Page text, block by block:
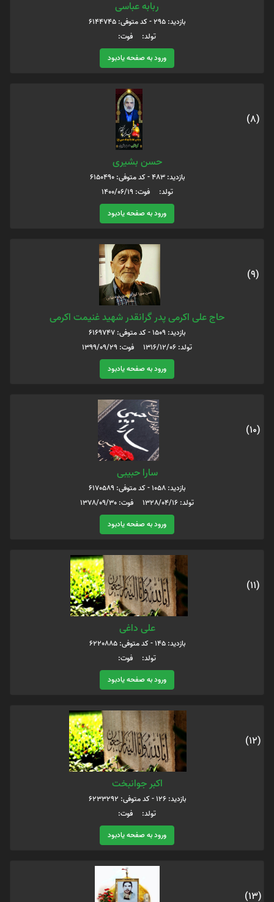
ربابه عباسی
بازدید: 295 - کد متوفی: 6144745
تولد: فوت:
ورود به صفحه یادبود
(8)
حسن بشیری
بازدید: 483 - کد متوفی: 6150490
تولد: فوت: 1400/06/19
ورود به صفحه یادبود
(9)
حاج علی اکرمی پدر گرانقدر شهید غنیمت اکرمی
بازدید: 1509 - کد متوفی: 6169747
تولد: 1316/12/06 فوت: 1399/09/29
ورود به صفحه یادبود
(10)
سارا حبیبی
بازدید: 1058 - کد متوفی: 6170589
تولد: 1328/04/16 فوت: 1378/09/30
ورود به صفحه یادبود
(11)
علی داغی
بازدید: 145 - کد متوفی: 6220885
تولد: فوت:
ورود به صفحه یادبود
(12)
اکبر جوانبخت
بازدید: 126 - کد متوفی: 6233292
تولد: فوت:
ورود به صفحه یادبود
(13)